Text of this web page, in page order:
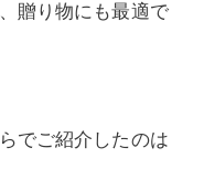
贈り物にも最適で
でご紹介したのは